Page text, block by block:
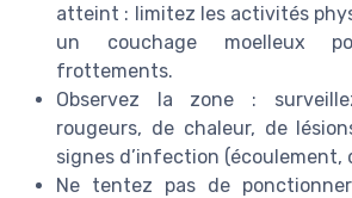
atteint : limitez les activités
un couchage moelleux
frottements.
Observez la zone :
rougeurs, de chaleur, de
signes d’infection (écoulement,
Ne tentez pas de